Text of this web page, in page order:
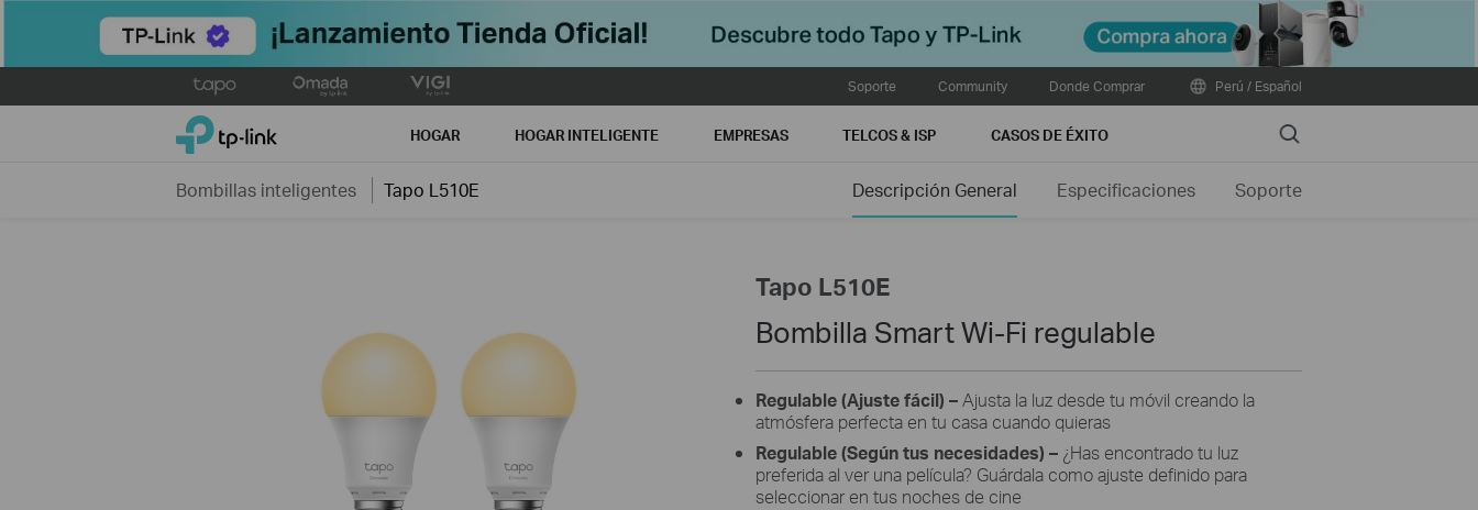
Close
to
Soporte Community Donde Comprar Perú / Español
TP-Link, Reliably Smart HOGAR HOGAR INTELIGENTE EMPRESAS TELCOS & ISP CASOS DE ÉXITO Search
Bombillas inteligentes Tapo L510E Descripción General Especificaciones Soporte
Tapo L510E
Bombilla Smart Wi-Fi regulable
Regulable (Ajuste fácil) –Ajusta la luz desde tu móvil creando la
atmósfera perfecta en tu casa cuando quieras
Regulable (Según tus necesidades) – ¿Has encontrado tu luz
preferida al ver una película? Guárdala como ajuste definido para
seleccionar en tus noches de cine